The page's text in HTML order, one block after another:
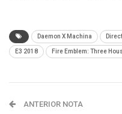
Daemon X Machina Direct
E3 2018 Fire Emblem: Three
ANTERIOR NOTA